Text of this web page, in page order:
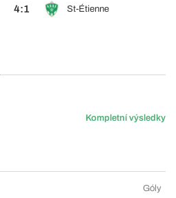
4:1 St-Étienne
Kompletní výsledky
Góly